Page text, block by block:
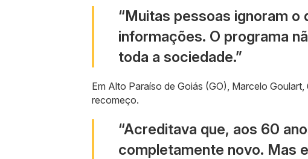
“Muitas pessoas ignoram
informações. O programa
toda a sociedade.”
Em Alto Paraíso de Goiás (GO), Marcelo
recomeço.
“Acreditava que, aos 60
completamente novo. Mas